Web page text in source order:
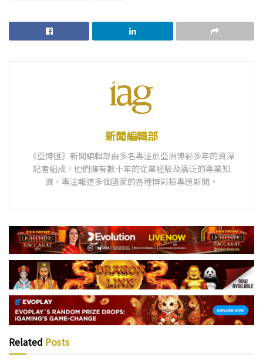
新聞編輯部
《亞博匯》新聞編輯部由多名專注於亞洲博彩多年的資深
記者組成。他們擁有數十年的從業經驗及廣泛的專業知
識，專注報道多個國家的各種博彩類專題新聞。
Related Posts